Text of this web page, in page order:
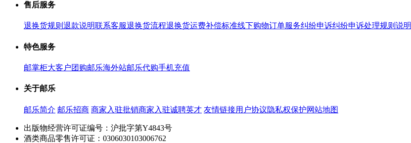
售后服务
退换货规则 退款说明联系客服退换货流程退换货运费补偿标准线下购物订单服务纠纷申诉纠纷申诉处理规则说明
特色服务
邮掌柜大客户团购邮乐海外站邮乐代购手机充值
关于邮乐
邮乐简介 邮乐招商 商家入驻批销商家入驻诚聘英才 友情链接用户协议隐私权保护网站地图
出版物经营许可证编号：沪批字第Y4843号
酒类商品零售许可证：0306030103006762